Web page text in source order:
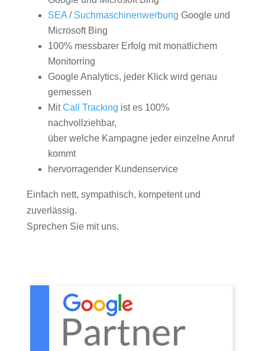
SEA/ Suchmaschinenwerbung Google und
Microsoft Bing
100% messbarer Erfolg mit monatlichem
Monitorring
Google Analytics, jeder Klick wird genau
gemessen
MitCall Tracking ist es 100%
nachvollziehbar,
über welche Kampagne jeder einzelne Anruf
kommt
hervorragender Kundenservice
Einfach nett, sympathisch, kompetent und
zuverlässig.
Sprechen Sie mit uns.